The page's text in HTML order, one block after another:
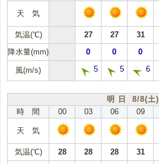
天 気
気温(℃) 27 27 31
降水量(mm)
0 0 0
風(m/s) 5 5 6
明 日 8/8(土)
時 間
00 03 06 09
天 気
気温(℃) 28 28 28 31